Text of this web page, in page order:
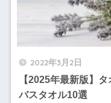
2022年3月2日
【2025年最新版】
バスタオル10選